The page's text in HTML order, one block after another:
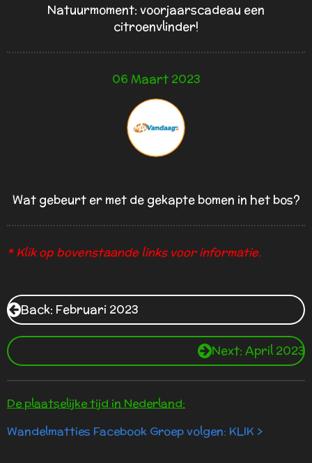
Natuurmoment: voorjaarscadeau een
citroenvlinder!
06 Maart 2023
Wat gebeurt er met de gekapte bomen in het bos?
* Klik op bovenstaande links voor informatie.
Back: Februari 2023
Next: April 2023
De plaatselijke tijd in Nederland:
Wandelmatties Facebook Groep volgen: KLIK >